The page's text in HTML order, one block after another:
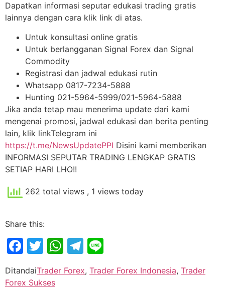
Dapatkan informasi seputar edukasi trading gratis
lainnya dengan cara klik link di atas.
Untuk konsultasi online gratis
Untuk berlangganan Signal Forex dan Signal
Commodity
Registrasi dan jadwal edukasi rutin
Whatsapp 0817-7234-5888
Hunting 021-5964-5999/021-5964-5888
Jika anda tetap mau menerima update dari kami
mengenai promosi, jadwal edukasi dan berita penting
lain, klik linkTelegram ini
https://t.me/NewsUpdatePPI Disini kami memberikan
INFORMASI SEPUTAR TRADING LENGKAP GRATIS
SETIAP HARI LHO!!
262 total views , 1 views today
Share this:
Facebook
Twitter
WhatsApp
Telegram
DitandaiTrader Forex, Trader Forex Indonesia, Trader
Forex Sukses